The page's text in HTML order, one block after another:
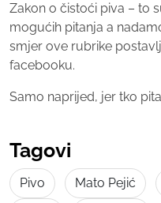
Zakon o čistoći piva – to
mogućih pitanja a
smjer ove rubrike
facebooku.
Samo naprijed, jer tko
Tagovi
Pivo Mato Pejić